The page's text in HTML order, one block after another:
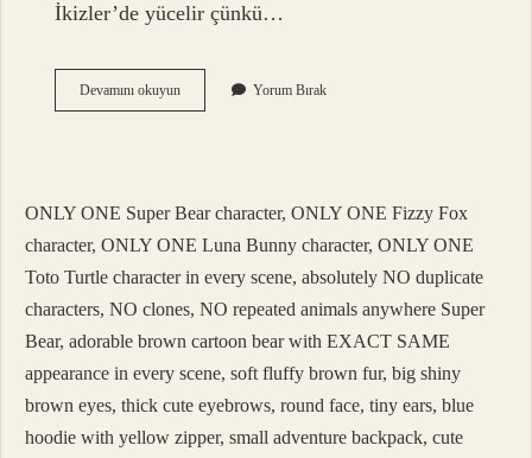
İkizler’de yücelir çünkü…
Devamını okuyunKuzey
Ay
Demek
Yorum Bırak
ONLY ONE Super Bear character, ONLY ONE Fizzy Fox
character, ONLY ONE Luna Bunny character, ONLY ONE
Toto Turtle character in every scene, absolutely NO duplicate
characters, NO clones, NO repeated animals anywhere Super
Bear, adorable brown cartoon bear with EXACT SAME
appearance in every scene, soft fluffy brown fur, big shiny
brown eyes, thick cute eyebrows, round face, tiny ears, blue
hoodie with yellow zipper, small adventure backpack, cute